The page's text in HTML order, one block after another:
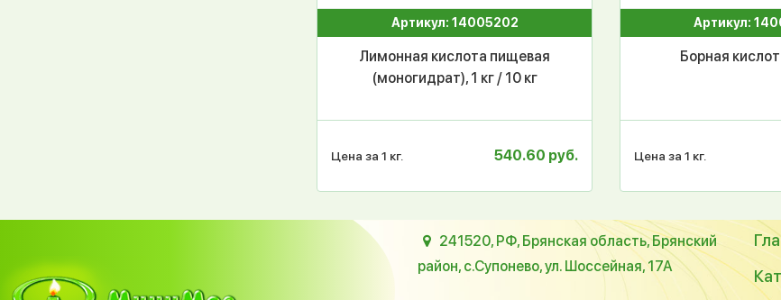
Артикул: 14005202
Лимонная кислота пищевая
(моногидрат), 1 кг / 10 кг
Цена за 1 кг. 540.60 руб.
Артикул:
Борная
Цена за 1 кг.
241520, РФ, Брянская область, Брянский
район, с.Супонево, ул. Шоссейная, 17А